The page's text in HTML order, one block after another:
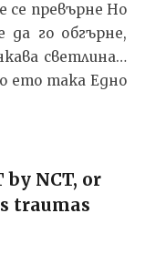
се превърне Но
да го обгърне,
светлина…
ето така Едно
by NCT, or
traumas